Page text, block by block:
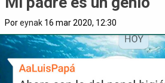
Poreynak 16 mar 2020, 12:30